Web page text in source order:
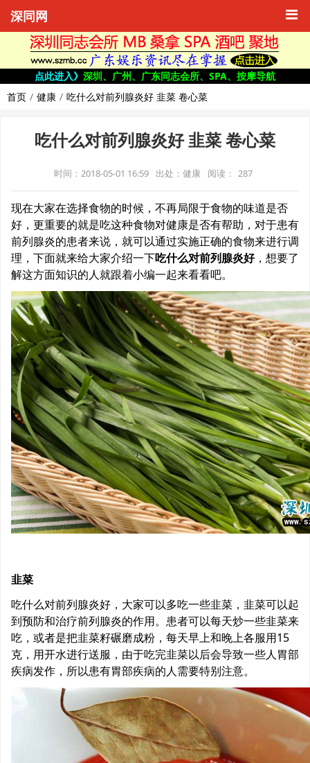
深同网
点此进入》 深圳、广州、广东同志会所、SPA、按摩导航
首页
健康 吃什么对前列腺炎好 韭菜 卷心菜
吃什么对前列腺炎好 韭菜 卷心菜
时间：2018-05-01 16:59 出处：健康 阅读： 287
现在大家在选择食物的时候，不再局限于食物的味道是否
好，更重要的就是吃这种食物对健康是否有帮助，对于患有
前列腺炎的患者来说，就可以通过实施正确的食物来进行调
理，下面就来给大家介绍一下吃什么对前列腺炎好，想要了
解这方面知识的人就跟着小编一起来看看吧。
韭菜
吃什么对前列腺炎好，大家可以多吃一些韭菜，韭菜可以起
到预防和治疗前列腺炎的作用。患者可以每天炒一些韭菜来
吃，或者是把韭菜籽碾磨成粉，每天早上和晚上各服用15
克，用开水进行送服，由于吃完韭菜以后会导致一些人胃部
疾病发作，所以患有胃部疾病的人需要特别注意。